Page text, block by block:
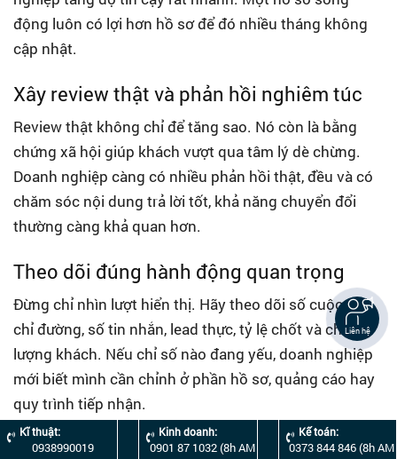
động luôn có lợi hơn hồ sơ để đó nhiều tháng không
cập nhật.
Xây review thật và phản hồi nghiêm túc
Review thật không chỉ để tăng sao. Nó còn là bằng
chứng xã hội giúp khách vượt qua tâm lý dè chừng.
Doanh nghiệp càng có nhiều phản hồi thật, đều và có
chăm sóc nội dung trả lời tốt, khả năng chuyển đổi
thường càng khả quan hơn.
Theo dõi đúng hành động quan trọng
Đừng chỉ nhìn lượt hiển thị. Hãy theo dõi số cuộc gọi,
chỉ đường, số tin nhắn, lead thực, tỷ lệ chốt và chất
lượng khách. Nếu chỉ số nào đang yếu, doanh nghiệp
mới biết mình cần chỉnh ở phần hồ sơ, quảng cáo hay
quy trình tiếp nhận.
Đặt kỳ vọng theo đúng ngành và đúng
Kĩ thuật:
0938990019
Kinh doanh:
0901 87 1032 (8h AM
Kế toán:
0373 844 846 (8h AM
Liên hệ